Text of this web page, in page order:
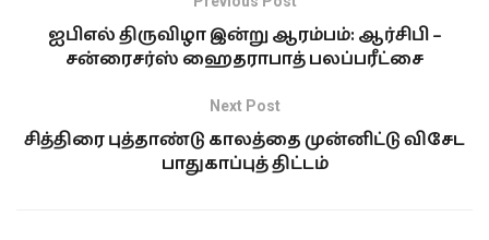
ஐபிஎல் திருவிழா இன்று ஆரம்பம்: ஆர்சிபி –
சன்ரைசர்ஸ் ஹைதராபாத் பலப்பரீட்சை
Next Post
சித்திரை புத்தாண்டு காலத்தை முன்னிட்டு விசேட
பாதுகாப்புத் திட்டம்